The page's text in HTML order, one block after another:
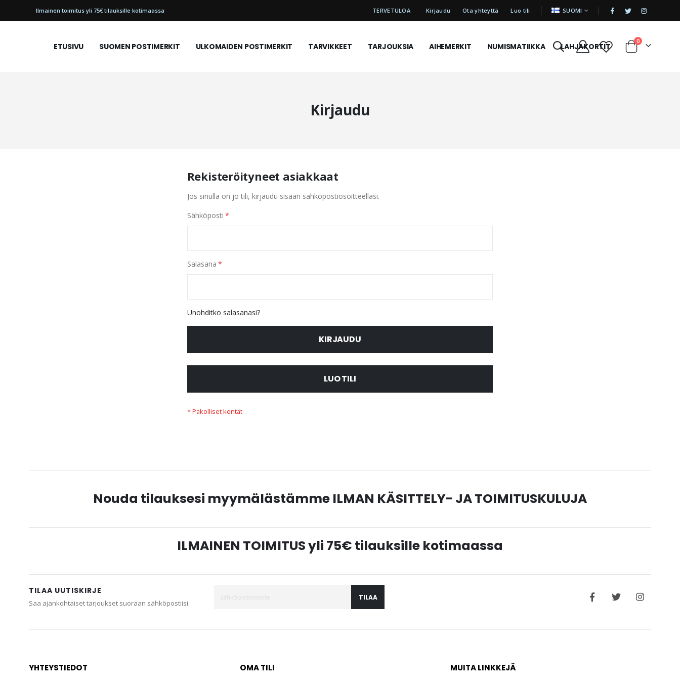
TERVETULOA Kirjaudu Ota yhteyttä Luo tili KIELI SUOMI |
Ilmainen toimitus yli 75€ tilauksille kotimaassa
ETUSIVU SUOMEN POSTIMERKIT ULKOMAIDEN POSTIMERKIT TARVIKKEET TARJOUKSIA AIHEMERKIT NUMISMATIIKKA LAHJAKORTIT Cart
0tuotetta
Kirjaudu
Rekisteröityneet asiakkaat
Jos sinulla on jo tili, kirjaudu sisään sähköpostiosoitteellasi.
Sähköposti
Salasana
Unohditko salasanasi?
KIRJAUDU
LUO TILI
Nouda tilauksesi myymälästämme ILMAN KÄSITTELY- JA TOIMITUSKULUJA
ILMAINEN TOIMITUS yli 75€ tilauksille kotimaassa
TILAA UUTISKIRJE
Saa ajankohtaiset tarjoukset suoraan sähköpostiisi.
TILAA
YHTEYSTIEDOT OMA TILI MUITA LINKKEJÄ